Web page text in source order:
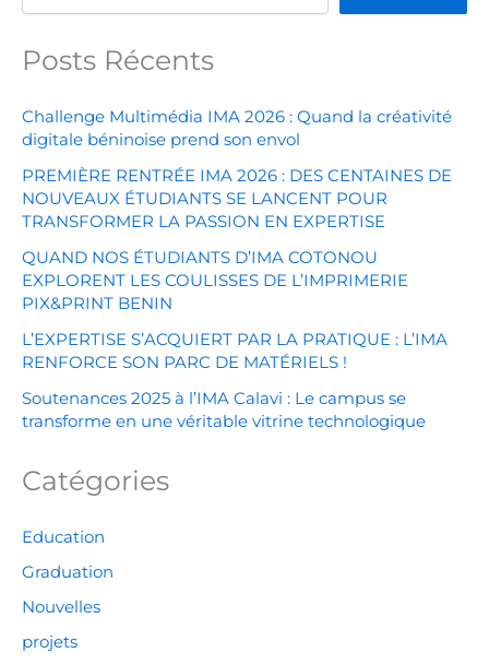
Posts Récents
Challenge Multimédia IMA 2026 : Quand la créativité
digitale béninoise prend son envol
PREMIÈRE RENTRÉE IMA 2026 : DES CENTAINES DE
NOUVEAUX ÉTUDIANTS SE LANCENT POUR
TRANSFORMER LA PASSION EN EXPERTISE
QUAND NOS ÉTUDIANTS D’IMA COTONOU
EXPLORENT LES COULISSES DE L’IMPRIMERIE
PIX&PRINT BENIN
L’EXPERTISE S’ACQUIERT PAR LA PRATIQUE : L’IMA
RENFORCE SON PARC DE MATÉRIELS !
Soutenances 2025 à l’IMA Calavi : Le campus se
transforme en une véritable vitrine technologique
Catégories
Education
Graduation
Nouvelles
projets